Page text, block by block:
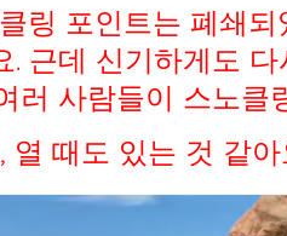
링 포인트는 폐쇄되
근데 신기하게도
러 사람들이 스노클
때도 있는 것 같아